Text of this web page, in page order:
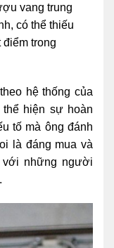
vang trung
có thể thiếu
điểm trong
hệ thống của
hiện sự hoàn
tố mà ông đánh
là đáng mua và
với những người